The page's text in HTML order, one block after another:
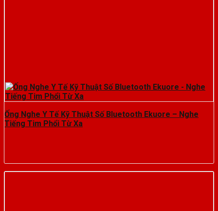
Ống Nghe Y Tế Kỹ Thuật Số Bluetooth Ekuore – Nghe
Tiếng Tim Phổi Từ Xa